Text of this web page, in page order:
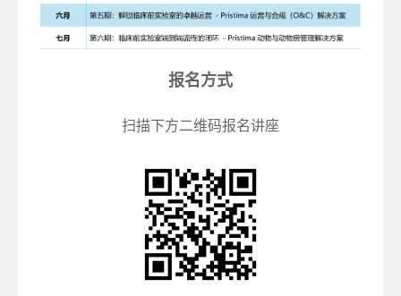
报名方式
扫描下方二维码报名讲座